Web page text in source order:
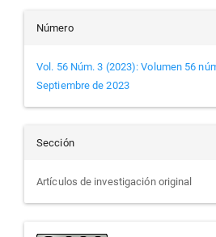
Número
Vol. 56 Núm. 3 (2023): Volumen 56
Septiembre de 2023
Sección
Artículos de investigación original